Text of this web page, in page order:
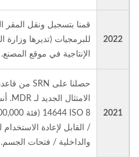
2022
قمنا بتسجيل ونقل المقر
للبرمجيات (تديرها وزارة
الإنتاجية في موقع المصنع.
2021
/ القابل لإعادة
والداخلية / فتحات الجسم.